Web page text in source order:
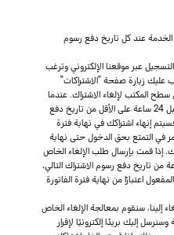
عند كل تاريخ دفع رسوم
عبر موقعنا الإلكتروني وترغب
عليك زيارة صفحة "الاشتراكات"
المكتب لإلغاء الاشتراك. عندما
تقوم بإلغاء الاشتراك قبل 24 ساعة على الأقل من تاريخ دفع
إنهاء اشتراكك في نهاية فترة
في التمتع بحق الدخول حتى نهاية
إذا قمت بإرسال طلب الإلغاء الخاص
أقل من 24 ساعة من تاريخ دفع رسوم الاشتراك التالي،
اعتبارًا من نهاية فترة الفاتورة
إلينا، سنقوم بمعالجة الإلغاء الخاص
24 ساعة وسنرسل إليك بريدًا إلكترونيًا لإقرار